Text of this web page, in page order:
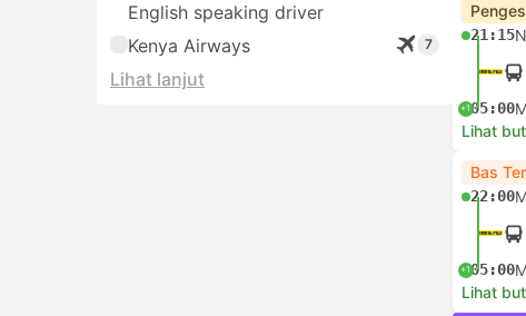
English speaking driver
Kenya Airways 7
Lihat lanjut
21:15
+105:00
Lihat
Bas
22:00
+105:00
Lihat